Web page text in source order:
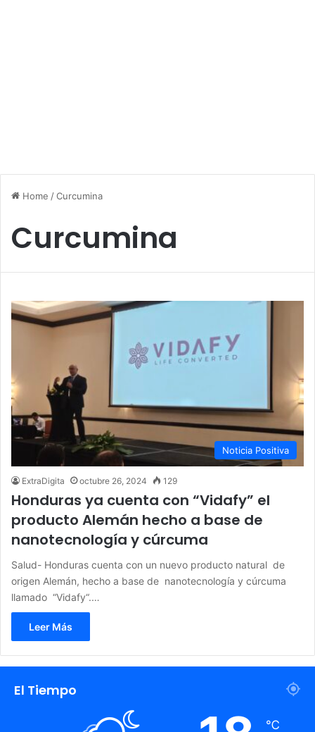
Home /Curcumina
Curcumina
Noticia Positiva
ExtraDigita octubre 26, 2024 129
Honduras ya cuenta con “Vidafy” el
producto Alemán hecho a base de
nanotecnología y cúrcuma
Salud- Honduras cuenta con un nuevo producto natural de
origen Alemán, hecho a base de nanotecnología y cúrcuma
llamado “Vidafy“.…
Leer Más
El Tiempo
℃